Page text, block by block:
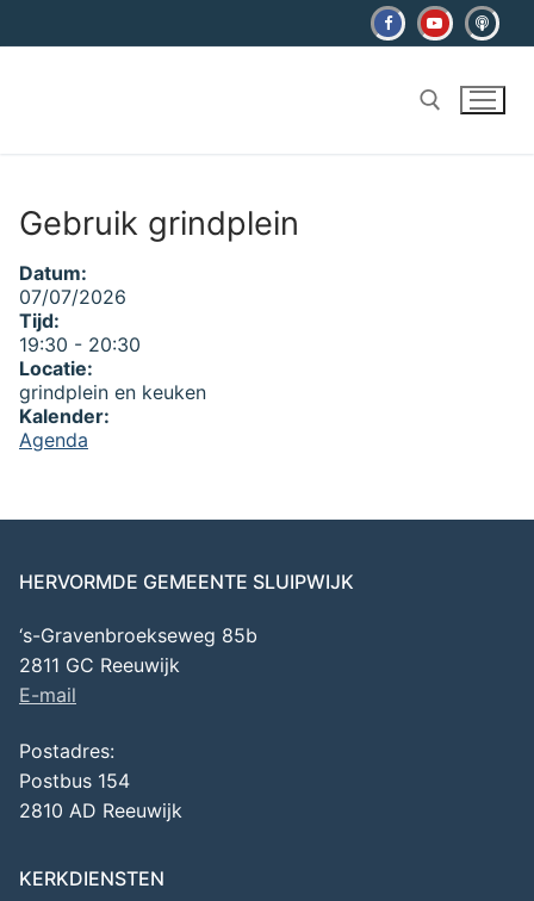
naar
Gebruik grindplein
Datum:
07/07/2026
Tijd:
19:30 - 20:30
Locatie:
grindplein en keuken
Kalender:
Agenda
HERVORMDE GEMEENTE SLUIPWIJK
‘s-Gravenbroekseweg 85b
2811 GC Reeuwijk
E-mail
Postadres:
Postbus 154
2810 AD Reeuwijk
KERKDIENSTEN